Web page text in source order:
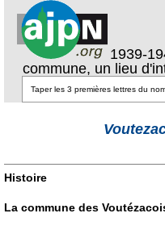
1939-
commune, un lieu
Histoire
La commune des